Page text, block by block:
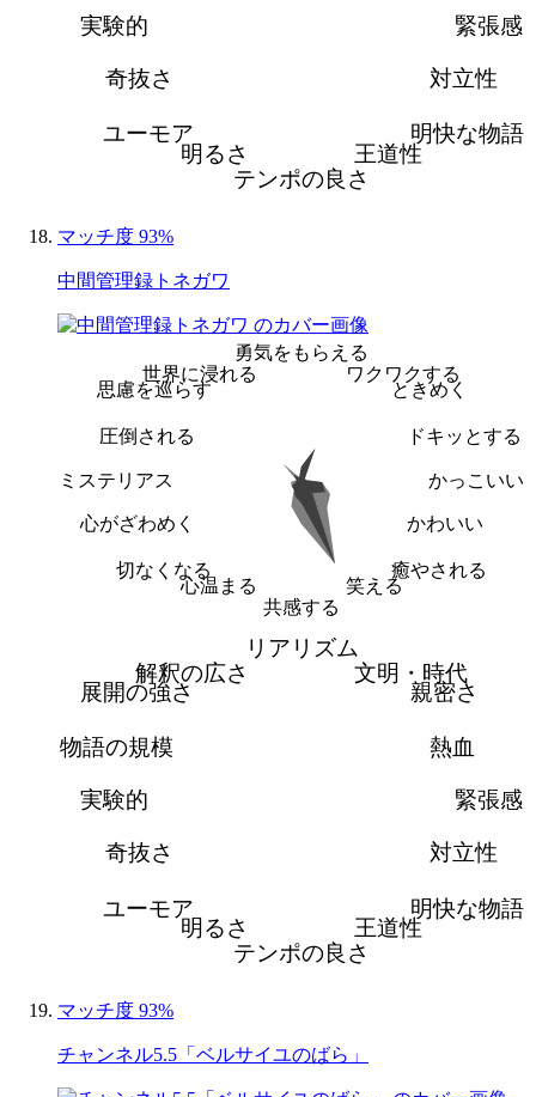
緊張感
対立性
明快な物語
王道性
テンポの良さ
明るさ
ユーモア
奇抜さ
実験的
マッチ度 93%
中間管理録トネガワ
勇気をもらえる
ワクワクする
ときめく
ドキッとする
かっこいい
かわいい
癒やされる
笑える
共感する
心温まる
切なくなる
心がざわめく
ミステリアス
圧倒される
思慮を巡らす
世界に浸れる
リアリズム
文明・時代
親密さ
熱血
緊張感
対立性
明快な物語
王道性
テンポの良さ
明るさ
ユーモア
奇抜さ
実験的
物語の規模
展開の強さ
解釈の広さ
マッチ度 93%
チャンネル5.5「ベルサイユのばら」